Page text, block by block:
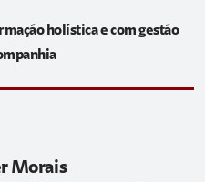
holística e com gestão
Morais